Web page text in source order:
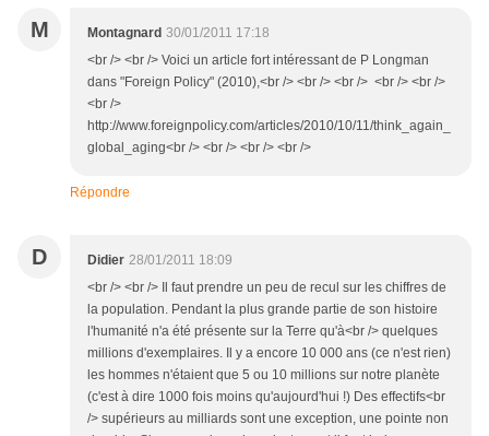
M Montagnard 30/01/2011 17:18
<br /> <br /> Voici un article fort intéressant de P Longman
dans "Foreign Policy" (2010),<br /> <br /> <br /> <br /> <br />
<br />
http://www.foreignpolicy.com/articles/2010/10/11/think_again_
global_aging<br /> <br /> <br /> <br />
Répondre
D Didier 28/01/2011 18:09
<br /> <br /> Il faut prendre un peu de recul sur les chiffres de
la population. Pendant la plus grande partie de son histoire
l'humanité n'a été présente sur la Terre qu'à<br /> quelques
millions d'exemplaires. Il y a encore 10 000 ans (ce n'est rien)
les hommes n'étaient que 5 ou 10 millions sur notre planète
(c'est à dire 1000 fois moins qu'aujourd'hui !) Des effectifs<br
/> supérieurs au milliards sont une exception, une pointe non